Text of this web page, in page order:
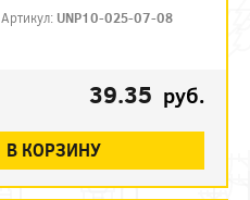
Артикул: UNP10-025-07-08
39.35 руб.
В КОРЗИНУ